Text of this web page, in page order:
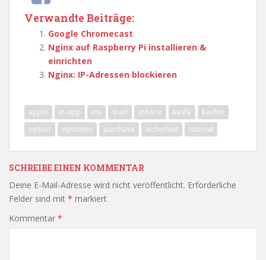
Verwandte Beiträge:
Google Chromecast
Nginx auf Raspberry Pi installieren &
einrichten
Nginx: IP-Adressen blockieren
apple in-app ios ipad iphone käufe
kaufen
option
optionen purchase sicherheit tutorial
SCHREIBE EINEN KOMMENTAR
Deine E-Mail-Adresse wird nicht veröffentlicht. Erforderliche
Felder sind mit * markiert
Kommentar *